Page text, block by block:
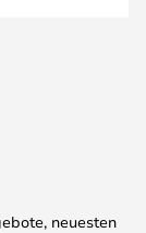
neuesten